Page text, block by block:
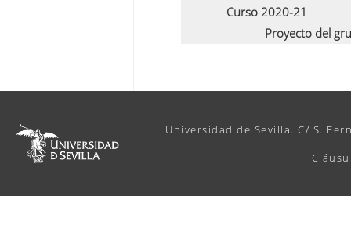
Curso 2020-21
Proyecto del
Universidad de Sevilla. C/ S.